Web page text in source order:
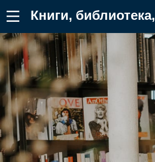
Книги, библиотека, чтение Картинка на телефон